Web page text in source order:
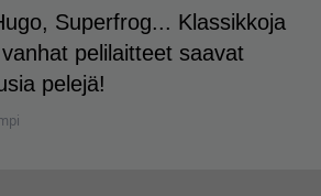
Superfrog... Klassikkoja
pelilaitteet saavat
pelejä!